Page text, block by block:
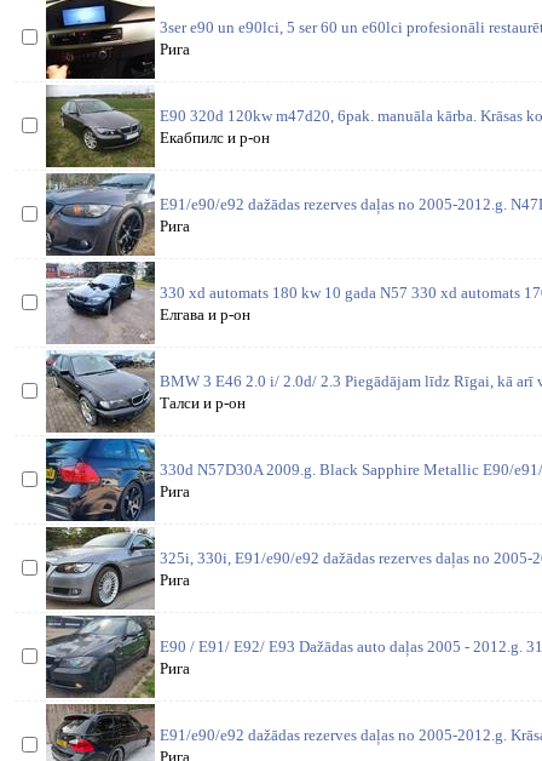
3ser e90 un e90lci, 5 ser 60 un e60lci profesionāli
Рига
E90 320d 120kw m47d20, 6pak. manuāla kārba. Krāsas
Екабпилс и р-он
E91/e90/e92 dažādas rezerves daļas no 2005-2012.g.
Рига
330 xd automats 180 kw 10 gada N57 330 xd automats
Елгава и р-он
BMW 3 E46 2.0 i/ 2.0d/ 2.3 Piegādājam līdz Rīgai, kā arī
Талси и р-он
330d N57D30A 2009.g. Black Sapphire Metallic E90/e91/
Рига
325i, 330i, E91/e90/e92 dažādas rezerves daļas no 2005-
Рига
E90 / E91/ E92/ E93 Dažādas auto daļas 2005 - 2012.g.
Рига
E91/e90/e92 dažādas rezerves daļas no 2005-2012.g.
Рига